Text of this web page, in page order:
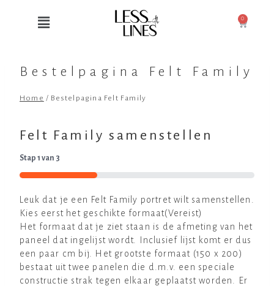
0
Bestelpagina Felt Family
Home / Bestelpagina Felt Family
Felt Family samenstellen
Stap 1 van 3
33%
Leuk dat je een Felt Family portret wilt samenstellen.
Kies eerst het geschikte formaat(Vereist)
Het formaat dat je ziet staan is de afmeting van het
paneel dat ingelijst wordt. Inclusief lijst komt er dus
een paar cm bij. Het grootste formaat (150 x 200)
bestaat uit twee panelen die d.m.v. een speciale
constructie strak tegen elkaar geplaatst worden. Er